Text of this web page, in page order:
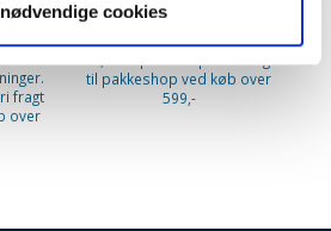
cookies
fragt
over
69,95 DKK
Plus leveringsomkostninger.
39,00 til pakkehops. Fri fragt
til pakkeshop ved køb over
599,-